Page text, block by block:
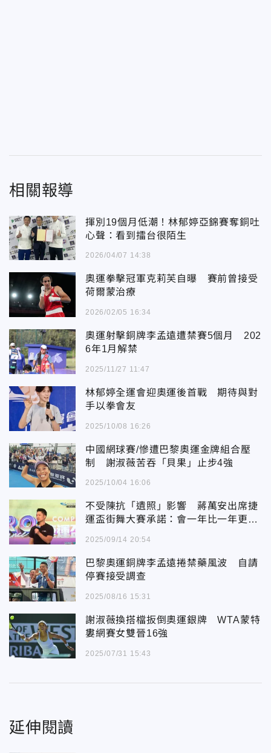
相關報導
揮別19個月低潮！林郁婷亞錦賽奪銅吐
心聲：看到擂台很陌生
2026/04/07 14:38
奧運拳擊冠軍克莉芙自曝 賽前曾接受
荷爾蒙治療
2026/02/05 16:34
奧運射擊銅牌李孟遠遭禁賽5個月 202
6年1月解禁
2025/11/27 11:47
林郁婷全運會迎奧運後首戰 期待與對
手以拳會友
2025/10/08 16:26
中國網球賽/慘遭巴黎奧運金牌組合壓
制 謝淑薇苦吞「貝果」止步4強
2025/10/04 16:06
不受陳抗「遺照」影響 蔣萬安出席捷
運盃街舞大賽承諾：會一年比一年更精
2025/09/14 20:54
巴黎奧運銅牌李孟遠捲禁藥風波 自請
停賽接受調查
2025/08/16 15:31
謝淑薇換搭檔扳倒奧運銀牌 WTA蒙特
婁網賽女雙晉16強
2025/07/31 15:43
延伸閱讀